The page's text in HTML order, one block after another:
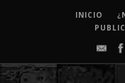
INICIO